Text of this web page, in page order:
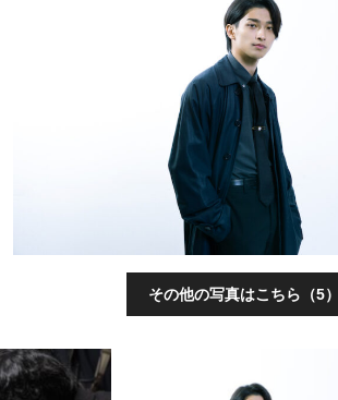
その他の写真はこちら（5）